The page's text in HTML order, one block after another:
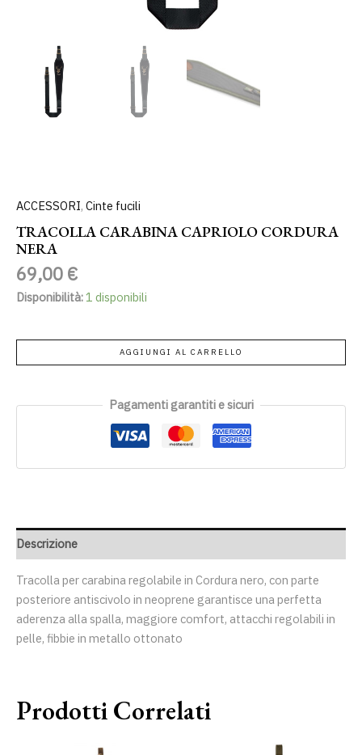
ACCESSORI, Cinte fucili
TRACOLLA CARABINA CAPRIOLO CORDURA
NERA
69,00 €
Disponibilità:1 disponibili
AGGIUNGI AL CARRELLO
Pagamenti garantiti e sicuri
Descrizione
Tracolla per carabina regolabile in Cordura nero, con parte
posteriore antiscivolo in neoprene garantisce una perfetta
aderenza alla spalla, maggiore comfort, attacchi regolabili in
pelle, fibbie in metallo ottonato
Prodotti Correlati